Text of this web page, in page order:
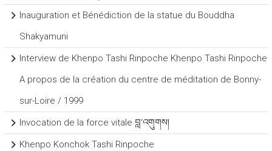
Inauguration et Bénédiction de la statue du Bouddha
Shakyamuni
Interview de Khenpo Tashi Rinpoche Khenpo Tashi Rinpoche
A propos de la création du centre de méditation de Bonny-
sur-Loire / 1999
Invocation de la force vitale བླ་འགུགས།
Khenpo Konchok Tashi Rinpoche